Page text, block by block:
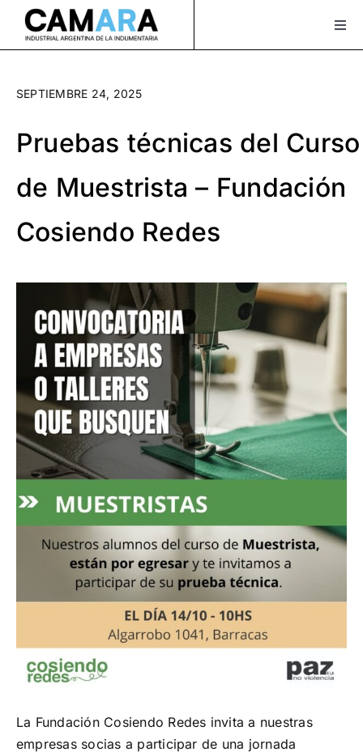
Saltar
contenido
Servicios
Actualidad
Bolsa de Trabajo
XLAVIDA
Asociate
¡Seguinos en Instagram!
¡Seguinos en Linkedin!
SEPTIEMBRE 24, 2025
Pruebas técnicas del Curso
de Muestrista – Fundación
Cosiendo Redes
La Fundación Cosiendo Redes invita a nuestras
empresas socias a participar de una jornada